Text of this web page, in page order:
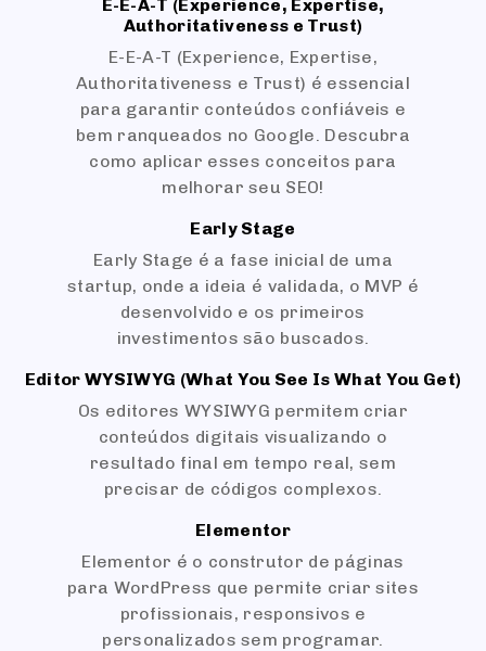
E-E-A-T (Experience, Expertise,
Authoritativeness e Trust)
E-E-A-T (Experience, Expertise,
Authoritativeness e Trust) é essencial
para garantir conteúdos confiáveis e
bem ranqueados no Google. Descubra
como aplicar esses conceitos para
melhorar seu SEO!
Early Stage
Early Stage é a fase inicial de uma
startup, onde a ideia é validada, o MVP é
desenvolvido e os primeiros
investimentos são buscados.
Editor WYSIWYG (What You See Is What You Get)
Os editores WYSIWYG permitem criar
conteúdos digitais visualizando o
resultado final em tempo real, sem
precisar de códigos complexos.
Elementor
Elementor é o construtor de páginas
para WordPress que permite criar sites
profissionais, responsivos e
personalizados sem programar.